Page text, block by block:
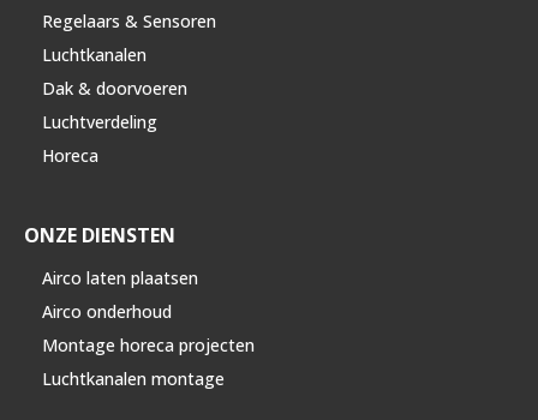
Regelaars & Sensoren
Luchtkanalen
Dak & doorvoeren
Luchtverdeling
Horeca
ONZE DIENSTEN
Airco laten plaatsen
Airco onderhoud
Montage horeca projecten
Luchtkanalen montage